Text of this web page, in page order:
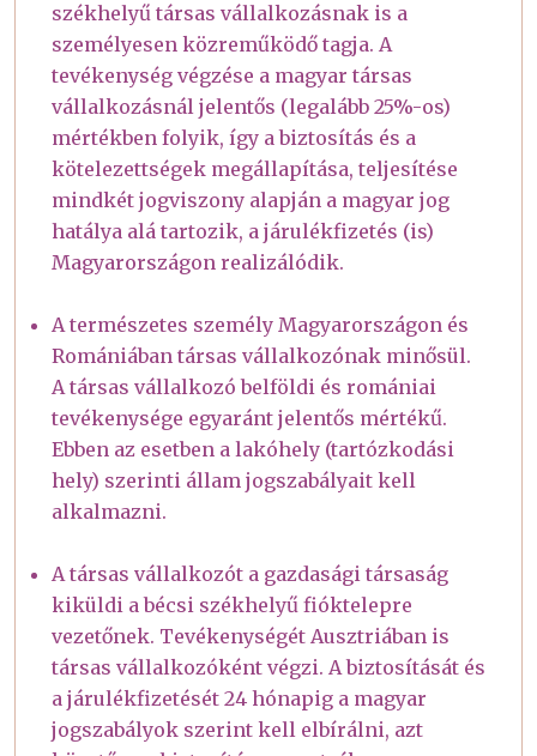
székhelyű társas vállalkozásnak is a
személyesen közreműködő tagja. A
tevékenység végzése a magyar társas
vállalkozásnál jelentős (legalább 25%-os)
mértékben folyik, így a biztosítás és a
kötelezettségek megállapítása, teljesítése
mindkét jogviszony alapján a magyar jog
hatálya alá tartozik, a járulékfizetés (is)
Magyarországon realizálódik.
A természetes személy Magyarországon és
Romániában társas vállalkozónak minősül.
A társas vállalkozó belföldi és romániai
tevékenysége egyaránt jelentős mértékű.
Ebben az esetben a lakóhely (tartózkodási
hely) szerinti állam jogszabályait kell
alkalmazni.
A társas vállalkozót a gazdasági társaság
kiküldi a bécsi székhelyű fióktelepre
vezetőnek. Tevékenységét Ausztriában is
társas vállalkozóként végzi. A biztosítását és
a járulékfizetését 24 hónapig a magyar
jogszabályok szerint kell elbírálni, azt